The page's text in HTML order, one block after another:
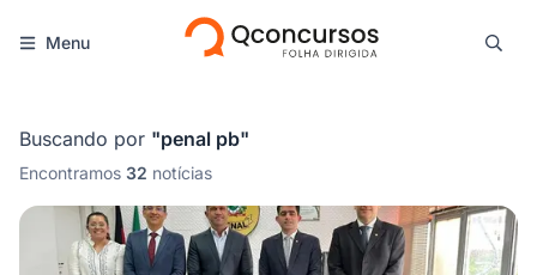
Menu
Buscando por "penal pb"
Encontramos 32 notícias